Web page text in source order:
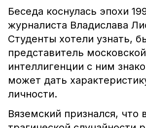
Беседа коснулась эпохи
журналиста Владислава
Студенты хотели узнать,
представитель московской
интеллигенции с ним
может дать
личности.
Вяземский признался, что